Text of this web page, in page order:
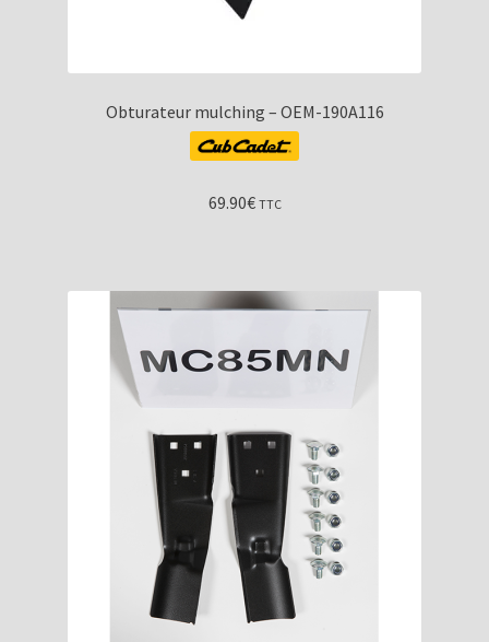
Obturateur mulching – OEM-190A116
69.90€ TTC